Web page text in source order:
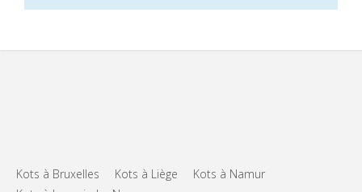
Kots à Bruxelles Kots à Liège
Kots à Namur